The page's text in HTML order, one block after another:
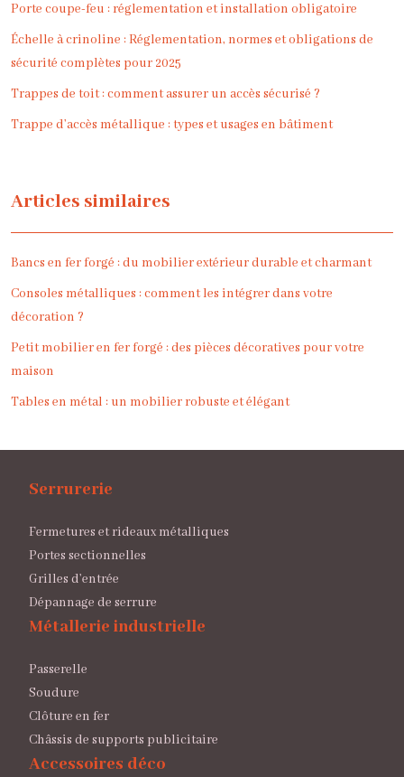
Porte coupe-feu : réglementation et installation obligatoire
Échelle à crinoline : Réglementation, normes et obligations de
sécurité complètes pour 2025
Trappes de toit : comment assurer un accès sécurisé ?
Trappe d’accès métallique : types et usages en bâtiment
Articles similaires
Bancs en fer forgé : du mobilier extérieur durable et charmant
Consoles métalliques : comment les intégrer dans votre
décoration ?
Petit mobilier en fer forgé : des pièces décoratives pour votre
maison
Tables en métal : un mobilier robuste et élégant
Serrurerie
Fermetures et rideaux métalliques
Portes sectionnelles
Grilles d’entrée
Dépannage de serrure
Métallerie industrielle
Passerelle
Soudure
Clôture en fer
Châssis de supports publicitaire
Accessoires déco